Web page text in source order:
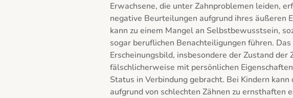
Erwachsene, die unter Zahnproblemen leiden,
negative Beurteilungen aufgrund ihres äußeren
kann zu einem Mangel an Selbstbewusstsein,
sogar beruflichen Benachteiligungen führen.
Erscheinungsbild, insbesondere der Zustand der
fälschlicherweise mit persönlichen
Status in Verbindung gebracht. Bei Kindern kann
aufgrund von schlechten Zähnen zu ernsthaften